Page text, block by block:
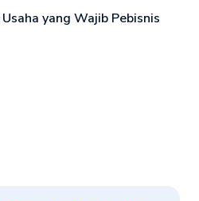
yang Wajib Pebisnis